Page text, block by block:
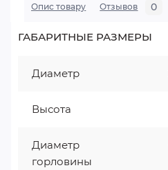
Опис товару Отзывов 0
ГАБАРИТНЫЕ РАЗМЕРЫ
Диаметр
Высота
Диаметр
горловины